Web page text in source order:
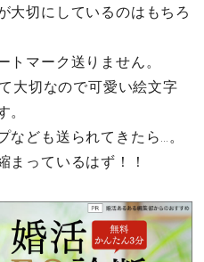
大切にしているのはもちろ
トマーク送りません。
大切なので可愛い絵文字
。
なども送られてきたら…。
まっているはず！！